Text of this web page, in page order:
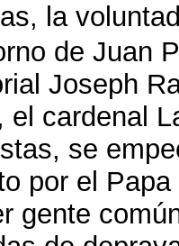
la
de Juan
Joseph
el cardenal
se
por el
gente